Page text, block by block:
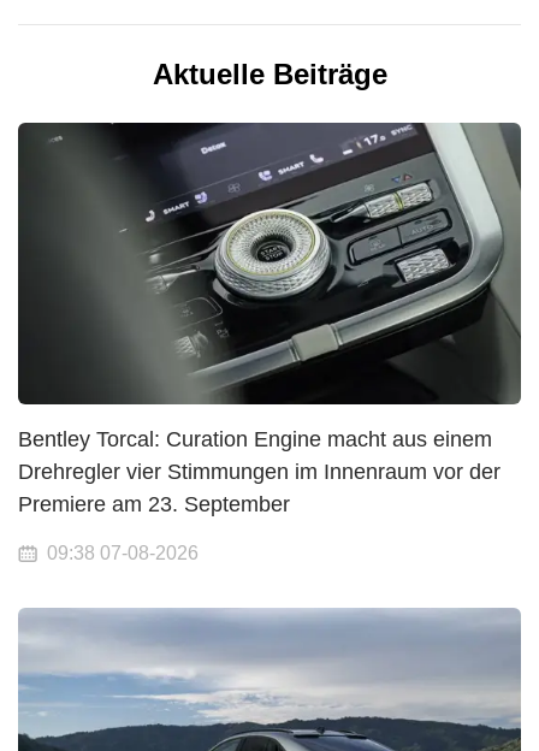
Aktuelle Beiträge
Bentley Torcal: Curation Engine macht aus einem
Drehregler vier Stimmungen im Innenraum vor der
Premiere am 23. September
09:38 07-08-2026